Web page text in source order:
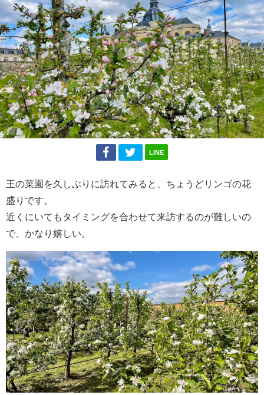
LINE
王の菜園を久しぶりに訪れてみると、ちょうどリンゴの花
盛りです。
近くにいてもタイミングを合わせて来訪するのが難しいの
で、かなり嬉しい。